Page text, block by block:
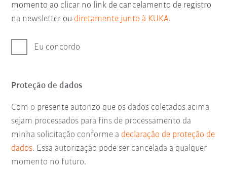
momento ao clicar no link de cancelamento de registro
na newsletter ou diretamente junto à KUKA.
Eu concordo
Proteção de dados
Com o presente autorizo que os dados coletados acima
sejam processados para fins de processamento da
minha solicitação conforme a declaração de proteção de
dados. Essa autorização pode ser cancelada a qualquer
momento no futuro.